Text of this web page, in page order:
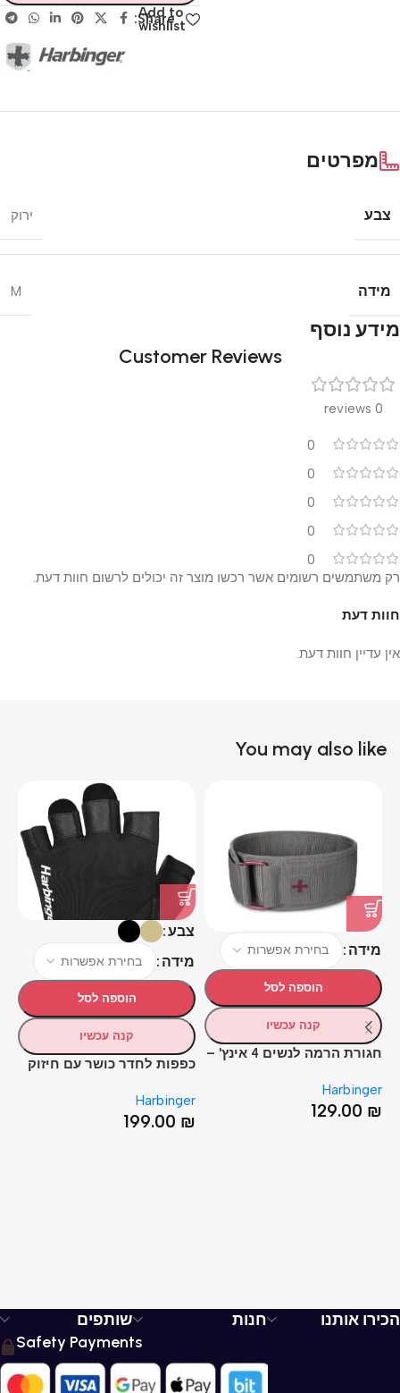
Add to
wishlist
Share:
מפרטים
צבע ירוק
מידה M
מידע נוסף
Customer Reviews
0 reviews
0
0
0
0
0
חוות דעת
אין עדיין חוות דעת.
רק משתמשים רשומים אשר רכשו מוצר זה יכולים לרשום חוות דעת.
You may also like
מידה
הוספה לסל
קנה עכשיו
חגורת הרמה לנשים 4 אינץ' –
NYLON BELT
Harbinger
129.00 ₪
צבע
מידה
הוספה לסל
קנה עכשיו
כפפות לחדר כושר עם חיזוק
WRAP 2.0 GLOVES
Harbinger
199.00 ₪
הכירו אותנו חנות
שותפים
Safety Payments